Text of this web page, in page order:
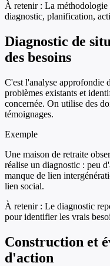
À retenir : La méthodologie
diagnostic, planification,
Diagnostic de
des besoins
C'est l'analyse approfondie
problèmes existants et
concernée. On utilise des
témoignages.
Exemple
Une maison de retraite
réalise un diagnostic : peu
manque de lien
lien social.
À retenir : Le diagnostic
pour identifier les vrais
Construction et
d'action